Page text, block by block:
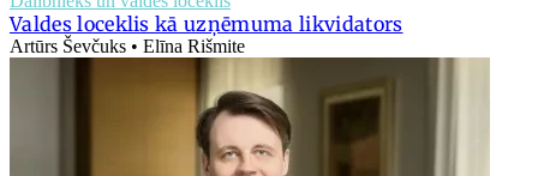
Valdes loceklis kā uzņēmuma likvidators
Artūrs Ševčuks • Elīna Rišmite